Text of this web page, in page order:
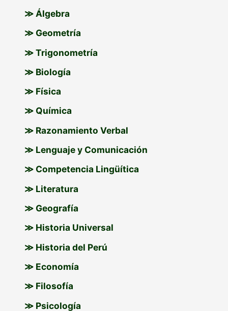
≫ Álgebra
≫ Geometría
≫ Trigonometría
≫ Biología
≫ Física
≫ Química
≫ Razonamiento Verbal
≫ Lenguaje y Comunicación
≫ Competencia Lingüítica
≫ Literatura
≫ Geografía
≫ Historia Universal
≫ Historia del Perú
≫ Economía
≫ Filosofía
≫ Psicología